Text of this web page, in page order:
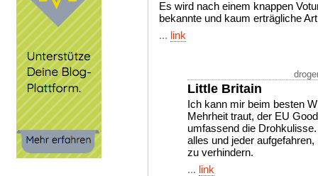
Es wird nach einem knappen
bekannte und kaum erträgliche
... link
Little Britain
Ich kann mir beim besten
Mehrheit traut, der EU
umfassend die
alles und jeder
zu verhindern.
... link